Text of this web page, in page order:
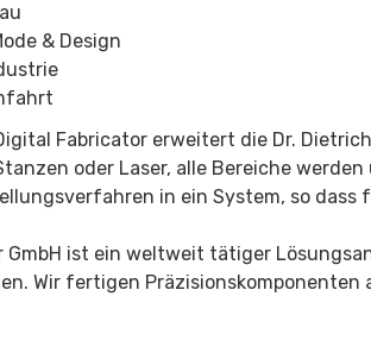
& Design
Fabricator erweitert die Dr.
oder Laser, alle Bereiche
in ein System, so
GmbH ist ein weltweit tätiger
. Wir fertigen